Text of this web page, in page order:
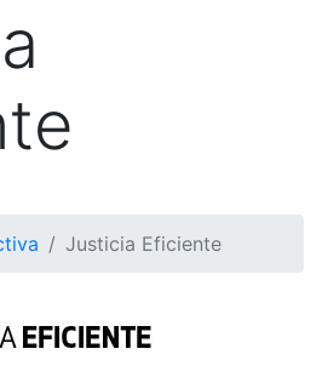
Justicia Eficiente